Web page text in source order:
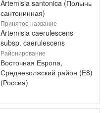
Artemisia santonica (Полынь
сантонинная)
Принятое название
Artemisia caerulescens
subsp. caerulescens
Районирование
Восточная Европа,
Средневолжский район (E8)
(Россия)